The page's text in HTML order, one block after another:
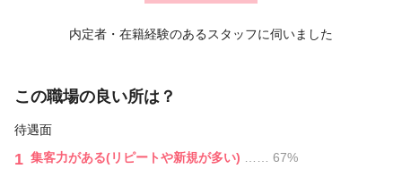
¥11000～
▼カットパーマ
¥14300～
内定者・在籍経験のあるスタッフに伺いました
この職場の良い所は？
待遇面
1 集客力がある(リピートや新規が多い) …… 67%